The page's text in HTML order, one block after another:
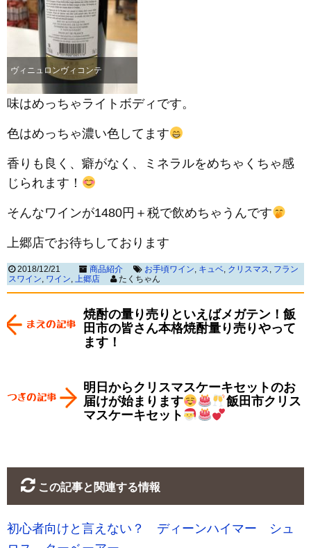
ヴィニュロンヴィコンテ
味はめっちゃライトボディです。
色はめっちゃ濃い色してます
香りも良く、癖がなく、ミネラルをめちゃくちゃ感
じられます！
そんなワインが1480円＋税で飲めちゃうんです
上郷店でお待ちしております
2018/12/21 商品紹介 お手頃ワイン, キュベ, クリスマス, フラン
スワイン, ワイン, 上郷店 たくちゃん
焼酎の量り売りといえばメガテン！飯
田市の皆さん本格焼酎量り売りやって
ます！
明日からクリスマスケーキセットのお
届けが始まります
飯田市クリス
マスケーキセット
この記事と関連する情報
初心者向けと言えない？ ディーンハイマー シュ